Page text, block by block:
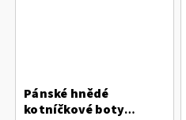
Pánské hnědé
kotníčkové boty